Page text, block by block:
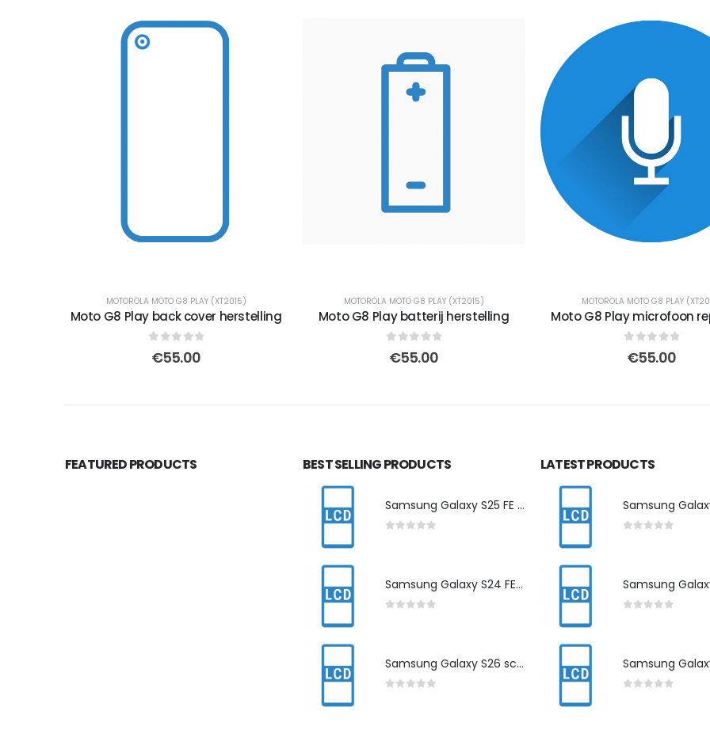
MOTOROLA MOTO G8 PLAY (XT2015)
Moto G8 Play back cover herstelling
out of 5
€55.00
MOTOROLA MOTO G8 PLAY (XT2015)
Moto G8 Play batterij herstelling
out of 5
€55.00
MOTOROLA MOTO G8 PLAY
Moto G8 Play microfoon
out of 5
€55.00
FEATURED PRODUCTS BEST SELLING PRODUCTS
Samsung Galaxy S25 FE scherm herstelling
Samsung Galaxy S24 FE scherm herstelling
Samsung Galaxy S26 scherm herstelling
LATEST PRODUCTS